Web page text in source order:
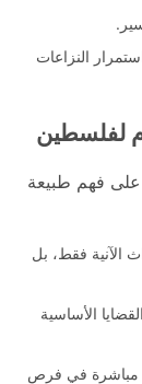
النزاعات
لفلسطين
على فهم طبيعة
الآنية فقط، بل
الأساسية
مباشرة في فرص